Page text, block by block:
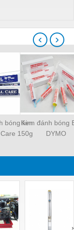
bóng kim
150g
Kem đánh bóng
DYMO
‹ ›
›